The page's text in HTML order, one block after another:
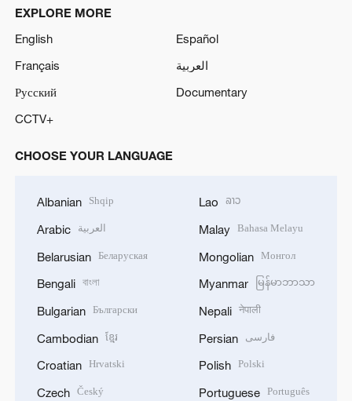
EXPLORE MORE
English
Español
Français
العربية
Русский
Documentary
CCTV+
CHOOSE YOUR LANGUAGE
Albanian Shqip
Arabic العربية
Belarusian Беларуская
Bengali বাংলা
Bulgarian Български
Cambodian ខ្មែរ
Croatian Hrvatski
Czech Český
Lao ລາວ
Malay Bahasa Melayu
Mongolian Монгол
Myanmar မြန်မာဘာသာ
Nepali नेपाली
Persian فارسی
Polish Polski
Portuguese Português